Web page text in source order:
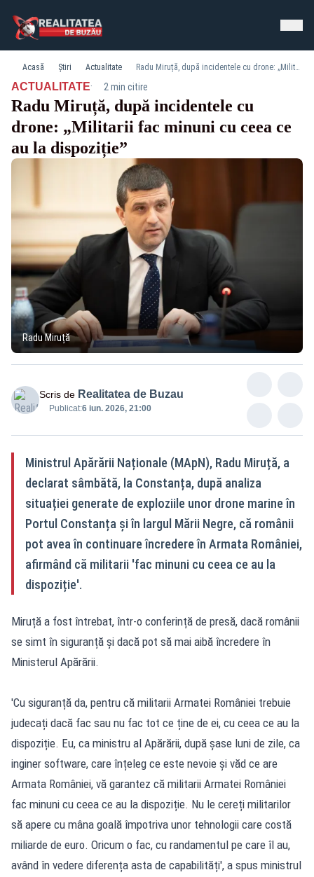
Acasă Știri Actualitate Radu Miruță, după incidentele cu drone: „Militarii fac minuni cu ceea ce au la dispoziție”
ACTUALITATE· 2 min citire
Radu Miruță, după incidentele cu
drone: „Militarii fac minuni cu ceea ce
au la dispoziție”
Radu Miruță
Scris de Realitatea de Buzau
Publicat:6 iun. 2026, 21:00
Ministrul Apărării Naționale (MApN), Radu Miruță, a
declarat sâmbătă, la Constanța, după analiza
situației generate de exploziile unor drone marine în
Portul Constanța și în largul Mării Negre, că românii
pot avea în continuare încredere în Armata României,
afirmând că militarii 'fac minuni cu ceea ce au la
dispoziție'.
Miruță a fost întrebat, într-o conferință de presă, dacă românii
se simt în siguranță și dacă pot să mai aibă încredere în
Ministerul Apărării.
'Cu siguranță da, pentru că militarii Armatei României trebuie
judecați dacă fac sau nu fac tot ce ține de ei, cu ceea ce au la
dispoziție. Eu, ca ministru al Apărării, după șase luni de zile, ca
inginer software, care înțeleg ce este nevoie și văd ce are
Armata României, vă garantez că militarii Armatei României
fac minuni cu ceea ce au la dispoziție. Nu le cereți militarilor
să apere cu mâna goală împotriva unor tehnologii care costă
miliarde de euro. Oricum o fac, cu randamentul pe care îl au,
având în vedere diferența asta de capabilități', a spus ministrul